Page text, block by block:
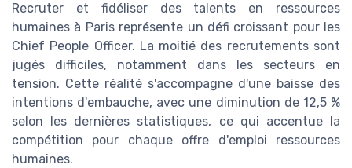
Recruter et fidéliser des talents en ressources
humaines à Paris représente un défi croissant pour les
Chief People Officer. La moitié des recrutements sont
jugés difficiles, notamment dans les secteurs en
tension. Cette réalité s'accompagne d'une baisse des
intentions d'embauche, avec une diminution de 12,5 %
selon les dernières statistiques, ce qui accentue la
compétition pour chaque offre d'emploi ressources
humaines.